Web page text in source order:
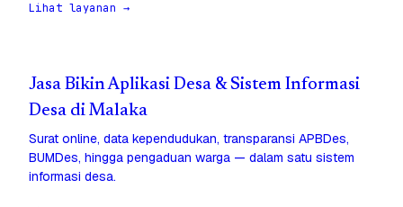
Lihat layanan →
Jasa Bikin Aplikasi Desa & Sistem Informasi
Desa di Malaka
Surat online, data kependudukan, transparansi APBDes,
BUMDes, hingga pengaduan warga — dalam satu sistem
informasi desa.